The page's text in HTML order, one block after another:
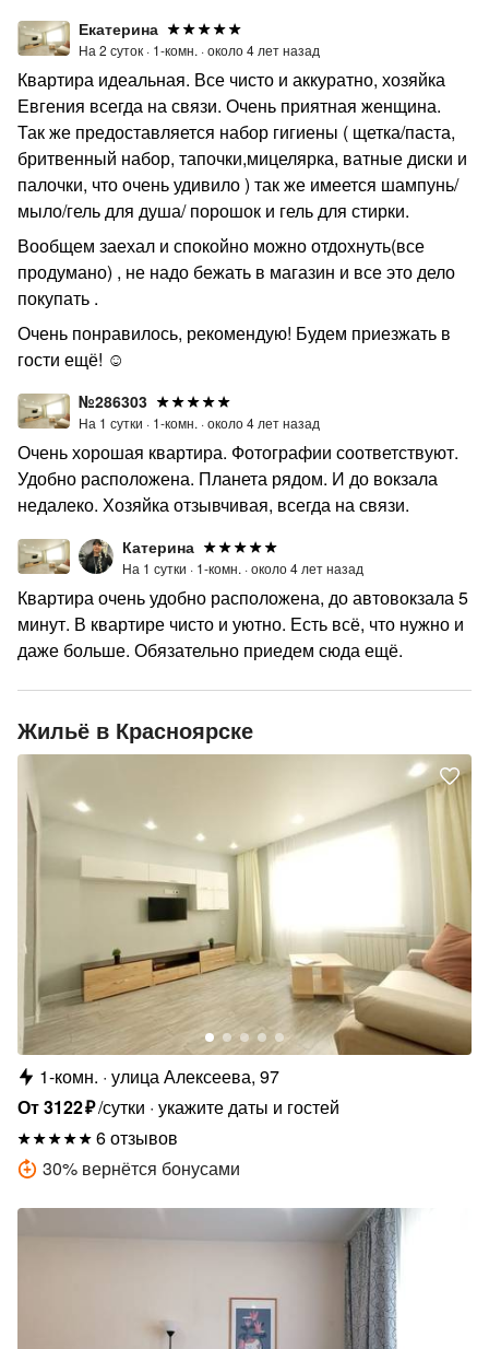
Екатерина
На 2 суток · 1-комн. ·около 4 лет назад
Квартира идеальная. Все чисто и аккуратно, хозяйка
Евгения всегда на связи. Очень приятная женщина.
Так же предоставляется набор гигиены ( щетка/паста,
бритвенный набор, тапочки,мицелярка, ватные диски и
палочки, что очень удивило ) так же имеется шампунь/
мыло/гель для душа/ порошок и гель для стирки.
Вообщем заехал и спокойно можно отдохнуть(все
продумано) , не надо бежать в магазин и все это дело
покупать .
Очень понравилось, рекомендую! Будем приезжать в
гости ещё! ☺️
№286303
На 1 сутки · 1-комн. ·около 4 лет назад
Очень хорошая квартира. Фотографии соответствуют.
Удобно расположена. Планета рядом. И до вокзала
недалеко. Хозяйка отзывчивая, всегда на связи.
Катерина
На 1 сутки · 1-комн. ·около 4 лет назад
Квартира очень удобно расположена, до автовокзала 5
минут. В квартире чисто и уютно. Есть всё, что нужно и
даже больше. Обязательно приедем сюда ещё.
Жильё в Красноярске
1-комн. улица Алексеева, 97
От3122₽/сутки укажите даты и гостей
6 отзывов
30% вернётся бонусами